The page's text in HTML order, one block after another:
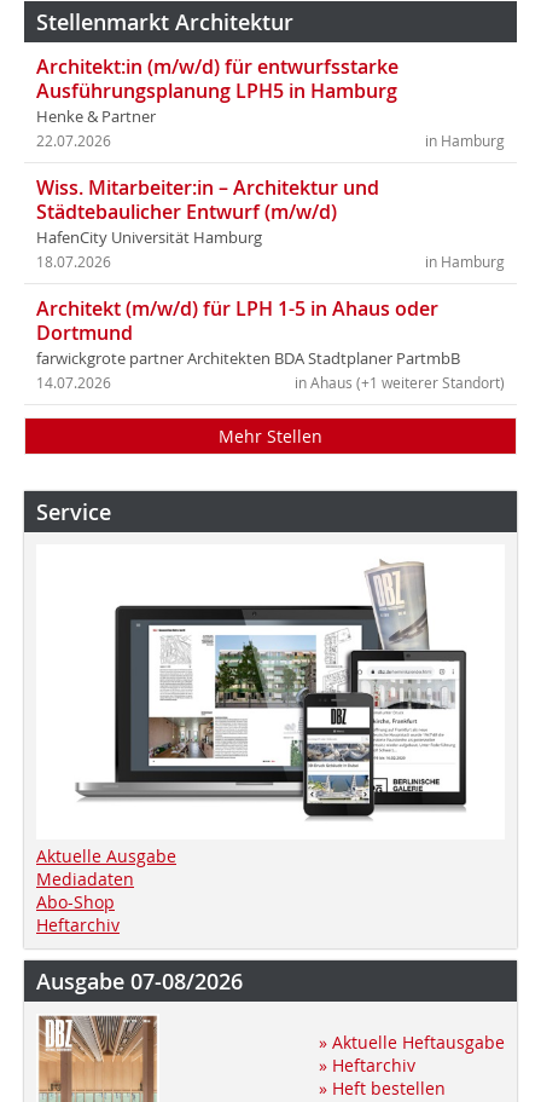
Stellenmarkt Architektur
Architekt:in (m/w/d) für entwurfsstarke
Ausführungsplanung LPH5 in Hamburg
Henke & Partner
in Hamburg
22.07.2026
Wiss. Mitarbeiter:in – Architektur und
Städtebaulicher Entwurf (m/w/d)
HafenCity Universität Hamburg
in Hamburg
18.07.2026
Architekt (m/w/d) für LPH 1-5 in Ahaus oder
Dortmund
farwickgrote partner Architekten BDA Stadtplaner PartmbB
in Ahaus (+1 weiterer Standort)
14.07.2026
Mehr Stellen
Service
Aktuelle Ausgabe
Mediadaten
Abo-Shop
Heftarchiv
Ausgabe 07-08/2026
» Aktuelle Heftausgabe
» Heftarchiv
» Heft bestellen